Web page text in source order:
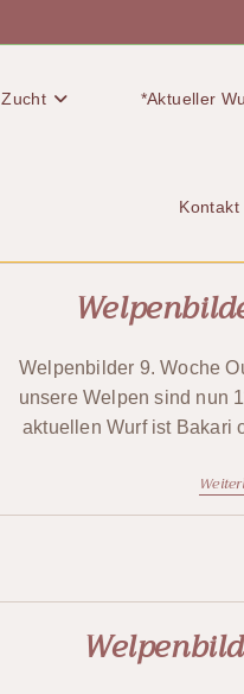
Zucht *Aktueller
Kontakt
Welpenbilder 9. Woche
unsere Welpen sind nun
aktuellen Wurf ist Bakari